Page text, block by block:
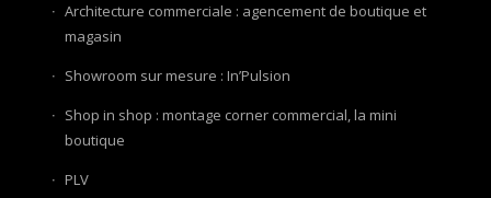
Architecture commerciale : agencement de boutique et
magasin
Showroom sur mesure : In’Pulsion
Shop in shop : montage corner commercial, la mini
boutique
PLV